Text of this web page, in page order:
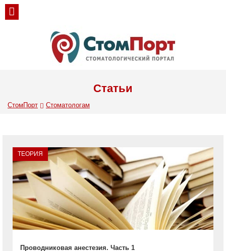
Статьи
СтомПорт Стоматологам
ТЕОРИЯ
Проводниковая анестезия. Часть 1